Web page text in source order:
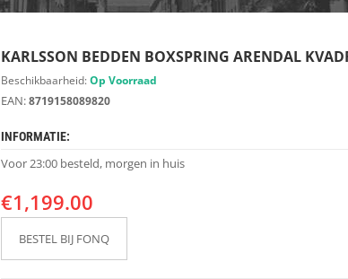
KARLSSON BEDDEN BOXSPRING ARENDAL
Beschikbaarheid:Op Voorraad
EAN:8719158089820
INFORMATIE:
Voor 23:00 besteld, morgen in huis
€1,199.00
BESTEL BIJ FONQ